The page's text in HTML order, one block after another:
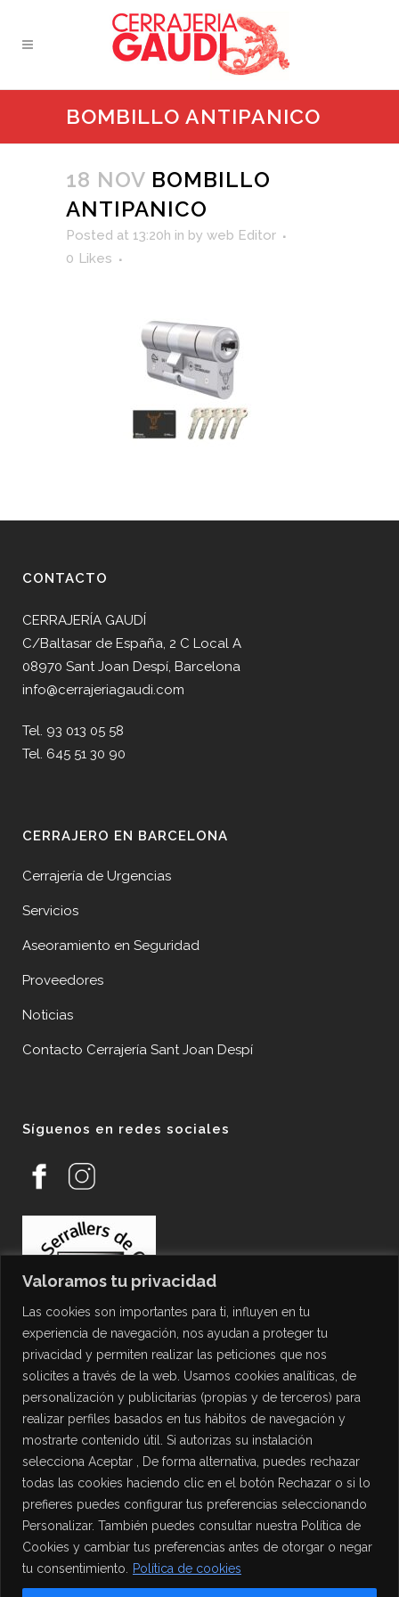
Valoramos tu privacidad
Las cookies son importantes para ti, influyen en tu
experiencia de navegación, nos ayudan a proteger tu
privacidad y permiten realizar las peticiones que nos
solicites a través de la web. Usamos cookies analíticas, de
personalización y publicitarias (propias y de terceros) para
realizar perfiles basados en tus hábitos de navegación y
mostrarte contenido útil. Si autorizas su instalación
selecciona Aceptar , De forma alternativa, puedes rechazar
todas las cookies haciendo clic en el botón Rechazar o si lo
prefieres puedes configurar tus preferencias seleccionando
Personalizar. También puedes consultar nuestra Política de
Cookies y cambiar tus preferencias antes de otorgar o negar
tu consentimiento.
Política de cookies
BOMBILLO ANTIPANICO
18 NOV BOMBILLO
ANTIPANICO
Posted at 13:20h in by web Editor
0 Likes
CONTACTO
CERRAJERÍA GAUDÍ
C/Baltasar de España, 2 C Local A
08970 Sant Joan Despí, Barcelona
info@cerrajeriagaudi.com
Tel. 93 013 05 58
Tel. 645 51 30 90
CERRAJERO EN BARCELONA
Cerrajería de Urgencias
Servicios
Aseoramiento en Seguridad
Proveedores
Noticias
Contacto Cerrajería Sant Joan Despí
Síguenos en redes sociales
PROTECCIÓN DE DATOS
Política de Privacidad
Política de Cookies
Aviso Legal